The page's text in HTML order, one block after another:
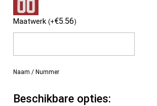
Maatwerk(+€5.56)
Naam / Nummer
Beschikbare opties: